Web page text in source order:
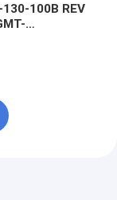
100B REV